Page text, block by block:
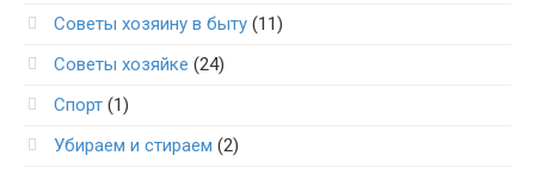
Советы хозяину в быту (11)
Советы хозяйке (24)
Спорт (1)
Убираем и стираем (2)